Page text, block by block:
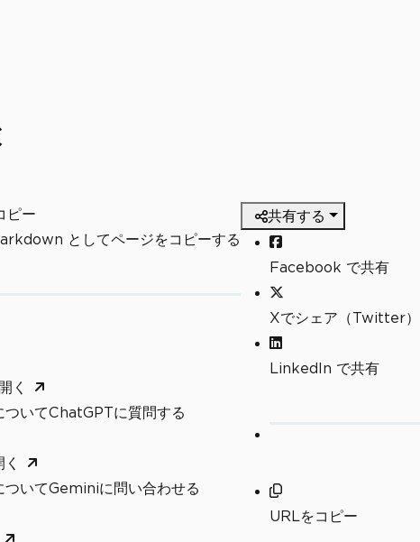
ピー
としてページをコピーする
く
ついてChatGPTに質問する
ついてGeminiに問い合わせる
共有する
Facebook で共有
Xでシェア（Twitter）
LinkedIn で共有
URLをコピー